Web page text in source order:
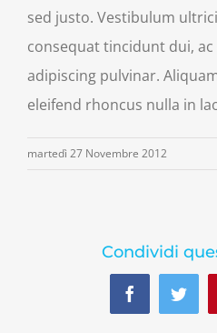
sed justo. Vestibulum
consequat tincidunt dui,
adipiscing pulvinar.
eleifend rhoncus nulla in
martedì 27 Novembre 2012
Condividi
Facebook